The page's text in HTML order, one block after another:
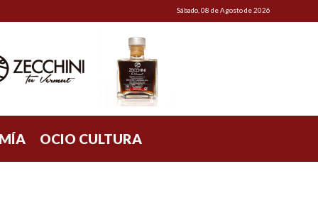
Sábado, 08 de Agosto de 2026
OCIO CULTURA